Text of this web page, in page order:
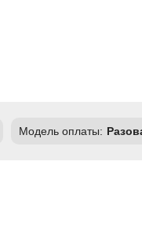
Модель оплаты: